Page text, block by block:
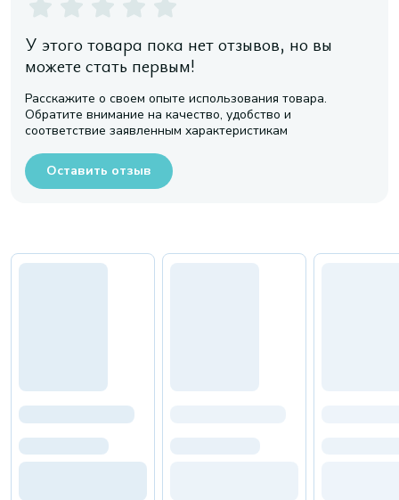
У этого товара пока нет отзывов, но вы
можете стать первым!
Расскажите о своем опыте использования товара.
Обратите внимание на качество, удобство и
соответствие заявленным характеристикам
Оставить отзыв